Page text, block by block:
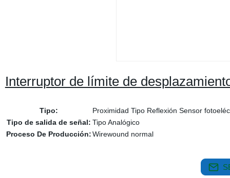
Interruptor de límite de
Tipo:
Proximidad Tipo Reflexión Sensor
Tipo de salida de señal: Tipo Analógico
Proceso De Producción:Wirewound normal